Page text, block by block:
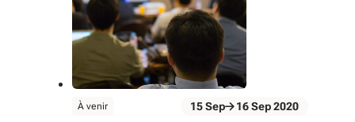
évènement
À venir
Du 15 Sep au 16 Sep 2020
15Sep 16Sep2020